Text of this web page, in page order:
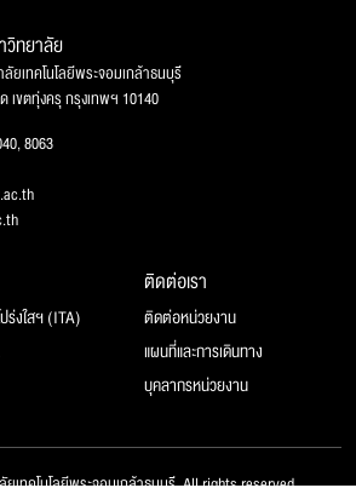
วิทยาลัย
เทคโนโลยีพระจอมเกล้าธนบุรี
เขตทุ่งครุ กรุงเทพฯ 10140
8063
ร่งใสฯ (ITA)
ติดต่อเรา
ติดต่อหน่วยงาน
แผนที่และการเดินทาง
บุคลากรหน่วยงาน